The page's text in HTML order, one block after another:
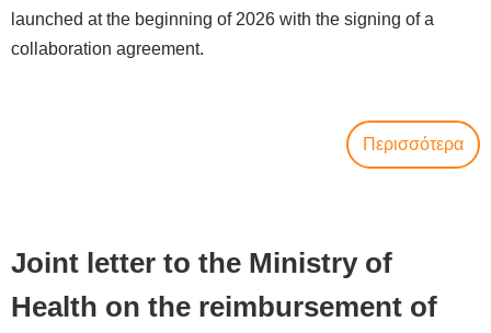
launched at the beginning of 2026 with the signing of a
collaboration agreement.
Περισσότερα
Joint letter to the Ministry of
Health on the reimbursement of